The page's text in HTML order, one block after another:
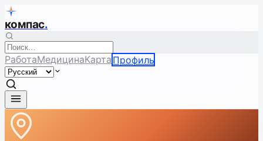
компас.
РаботаМедицинаКарта Профиль